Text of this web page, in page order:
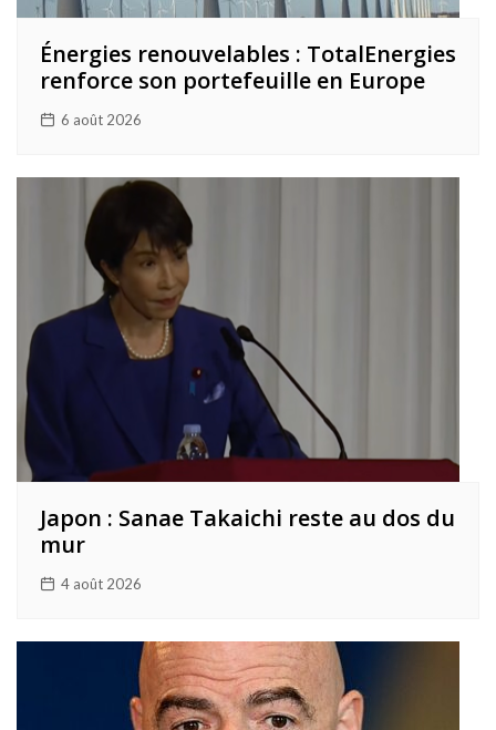
Énergies renouvelables : TotalEnergies
renforce son portefeuille en Europe
6 août 2026
Japon : Sanae Takaichi reste au dos du
mur
4 août 2026